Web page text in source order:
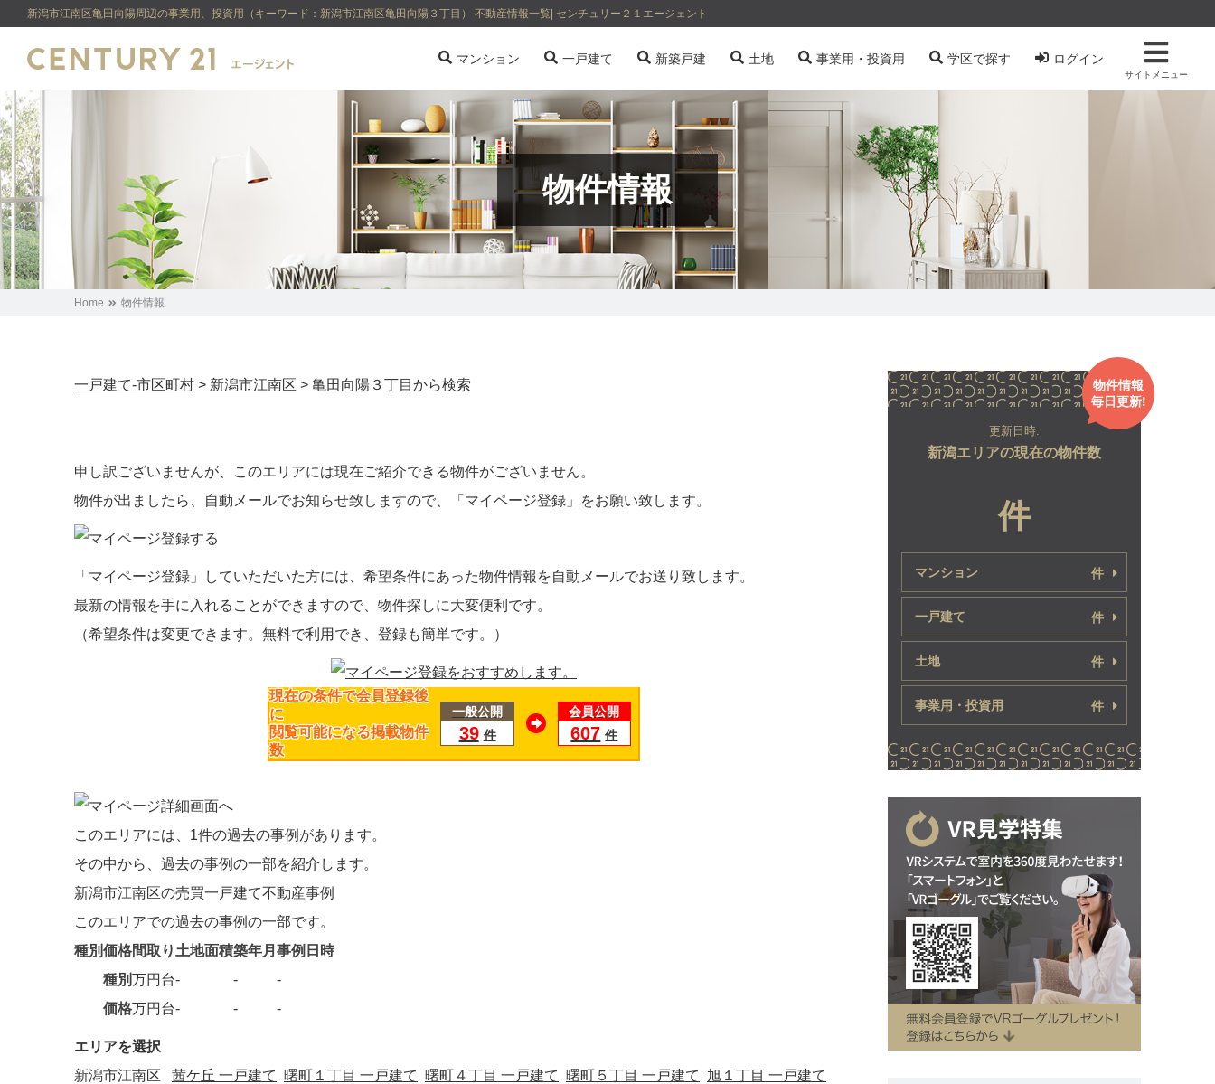
新潟市江南区亀田向陽周辺の事業用、投資用（キーワード：新潟市江南区亀田向陽３丁目） 不動産情報一覧| センチュリー２１エージェント
マンション 一戸建て 新築戸建 土地 事業用・投資用 学区で探す ログイン
サイトメニュー
物件情報
Home 物件情報
一戸建て-市区町村 > 新潟市江南区 > 亀田向陽３丁目から検索
申し訳ございませんが、このエリアには現在ご紹介できる物件がございません。
物件が出ましたら、自動メールでお知らせ致しますので、
「マイページ登録」 をお願い致します。
「マイページ登録」 していただいた方には、 希望条件にあった物件情報を自動メールでお送り致します。
最新の情報を手に入れることができますので、物件探しに大変便利です。
（希望条件は変更できます。無料で利用でき、登録も簡単です。）
現在の条件で会員登録後
に
閲覧可能になる掲載物件
数
一般公開
39 件
会員公開
607 件
このエリアには、 1件の過去の事例があります。
その中から、過去の事例の一部を紹介します。
新潟市江南区の売買一戸建て不動産事例
このエリアでの過去の事例の一部です。
種別価格間取り 土地面積築年月 事例日時
種別万円台- -
-
価格万円台- - -
エリアを選択
新潟市江南区 茜ケ丘 一戸建て 曙町１丁目 一戸建て 曙町４丁目 一戸建て 曙町５丁目 一戸建て
旭１丁目 一戸建て
物件情報
毎日更新!
更新日時:
新潟エリアの現在の物件数
件
マンション 件
一戸建て 件
土地 件
事業用・投資用 件